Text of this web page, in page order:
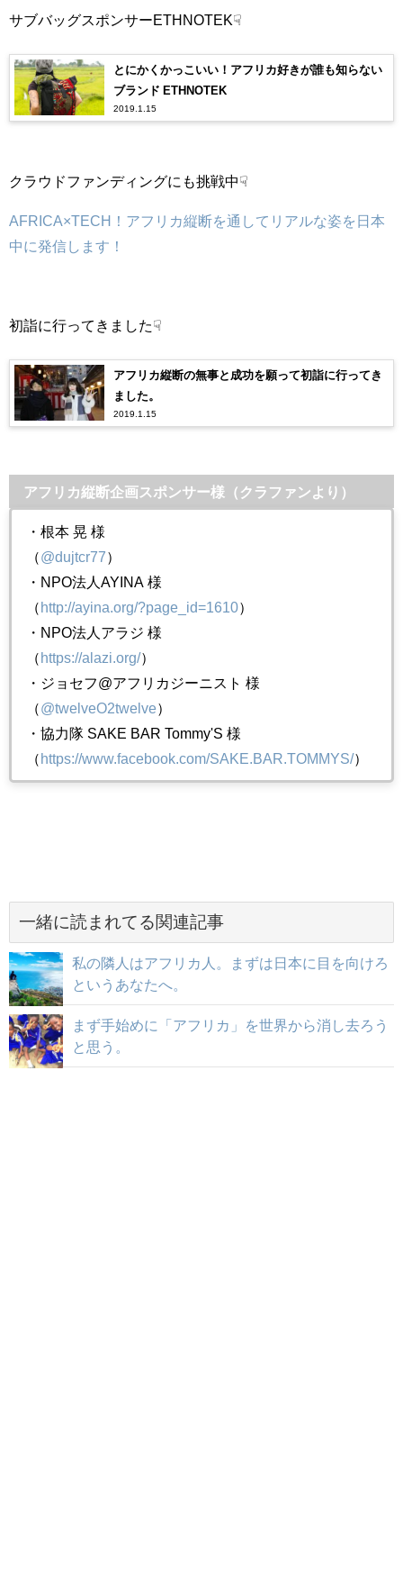
サブバッグスポンサーETHNOTEK☟
とにかくかっこいい！アフリカ好きが誰も知らない
ブランド ETHNOTEK
2019.1.15
クラウドファンディングにも挑戦中☟
AFRICA×TECH！アフリカ縦断を通してリアルな姿を日本
中に発信します！
初詣に行ってきました☟
アフリカ縦断の無事と成功を願って初詣に行ってき
ました。
2019.1.15
アフリカ縦断企画スポンサー様（クラファンより）
・ 根本 晃 様
（@dujtcr77）
・NPO法人AYINA 様
（ http://ayina.org/?page_id=1610）
・NPO法人アラジ 様
（ https://alazi.org/）
・ジョセフ@アフリカジーニスト 様
（@twelveO2twelve）
・ 協力隊 SAKE BAR Tommy'S 様
（ https://www.facebook.com/SAKE.BAR.TOMMYS/）
一緒に読まれてる関連記事
私の隣人はアフリカ人。まずは日本に目を向けろ
というあなたへ。
まず手始めに「アフリカ」を世界から消し去ろう
と思う。